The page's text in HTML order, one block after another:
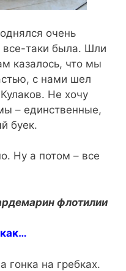
очень
все-таки была. Шли
казалось, что мы
с нами шел
Не хочу
– единственные,
буек.
Ну а потом – все
флотилии
гонка на гребках.